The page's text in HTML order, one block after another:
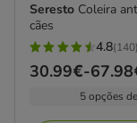
Seresto Coleira
cães
4.8
estrelas
4.8(140)
Preço
30.99€-
5 opções